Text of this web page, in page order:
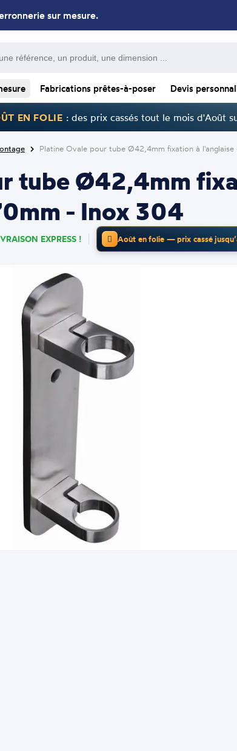
sur mesure.
Fabrications prêtes-à-poser Devis
EN FOLIE : des prix cassés tout le mois d'Août
Platine Ovale pour tube Ø42,4mm fixation à
tube Ø42,4mm
- Inox 304
EXPRESS ! Août en folie — prix cassé